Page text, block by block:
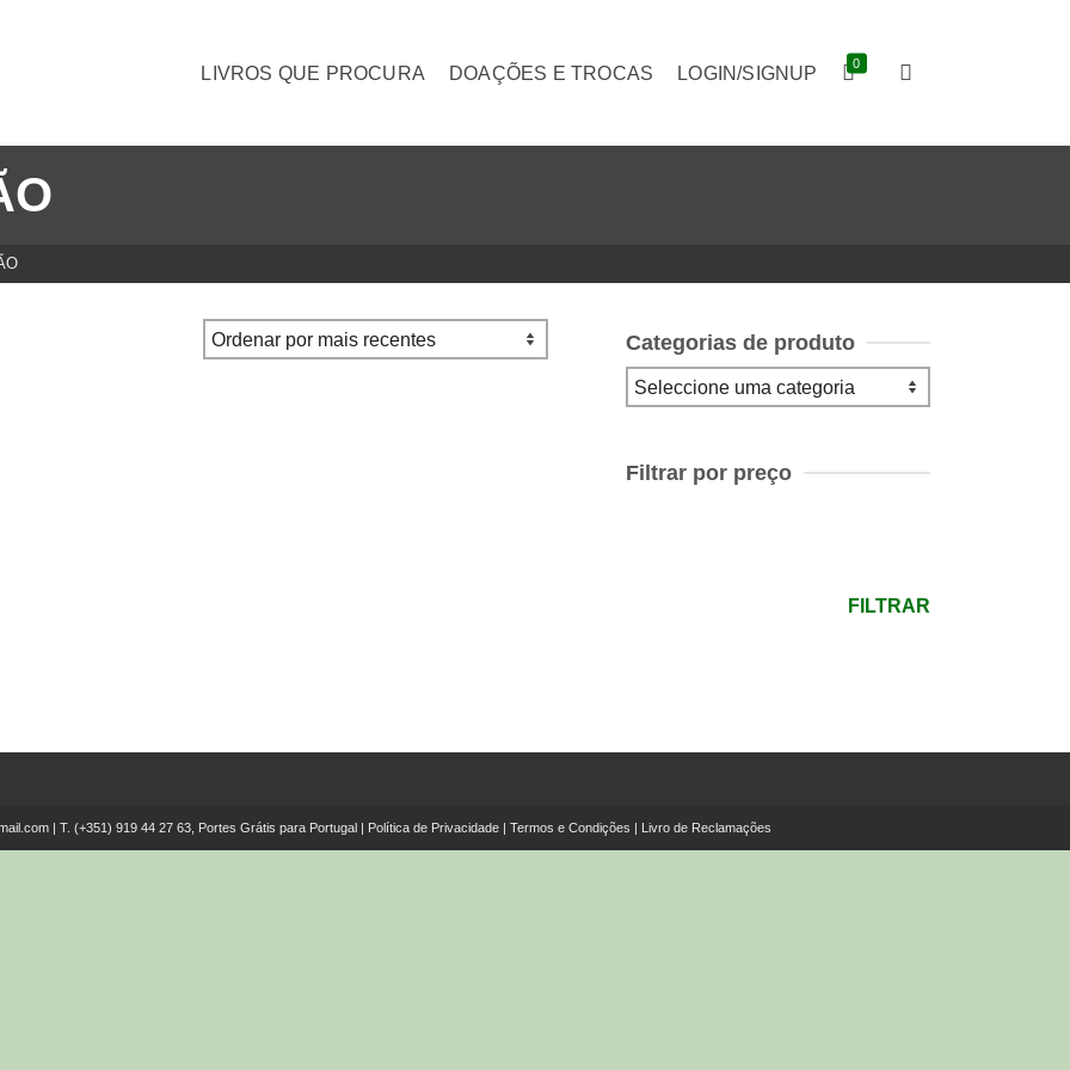
LIVROS QUE PROCURA DOAÇÕES E TROCAS LOGIN/SIGNUP 0
Categorias de produto
Filtrar por preço
FILTRAR
| T. (+351) 919 44 27 63, Portes Grátis para Portugal | Política de Privacidade| Termos e Condições | Livro de Reclamações